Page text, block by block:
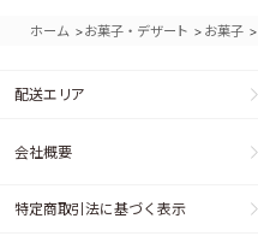
ホーム >お菓子・デザート > お菓子 >
配送エリア
会社概要
特定商取引法に基づく表示